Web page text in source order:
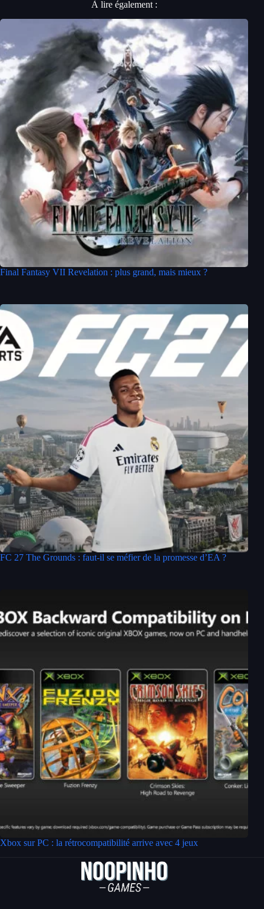
À lire également :
Final Fantasy VII Revelation : plus grand, mais mieux ?
FC 27 The Grounds : faut-il se méfier de la promesse d’EA ?
Xbox sur PC : la rétrocompatibilité arrive avec 4 jeux